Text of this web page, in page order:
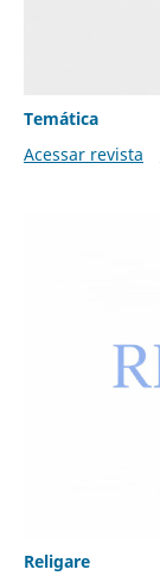
Temática
Acessar revista
Religare